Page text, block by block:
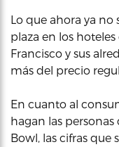
Lo que ahora ya no
plaza en los
Francisco y sus
más del precio
En cuanto al
hagan las
Bowl, las cifras que